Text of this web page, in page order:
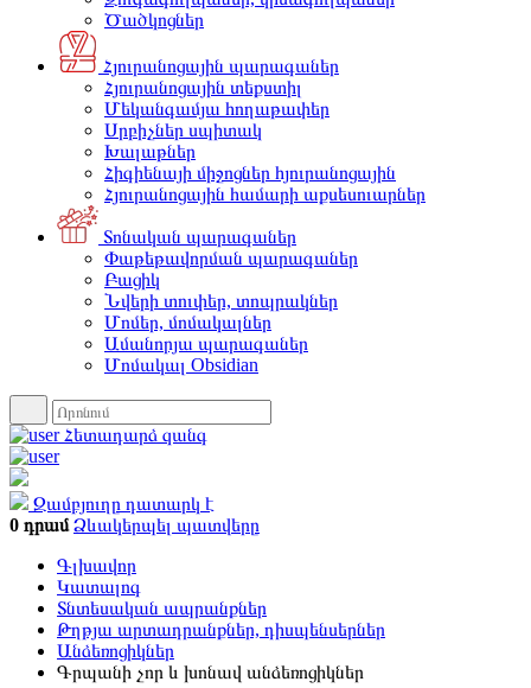
Ծածկոցներ
Հյուրանոցային պարագաներ
Հյուրանոցային տեքստիլ
Մեկանգամյա հողաթափեր
Սրբիչներ սպիտակ
Խալաթներ
Հիգիենայի միջոցներ հյուրանոցային
Հյուրանոցային համարի աքսեսուարներ
Տոնական պարագաներ
Փաթեթավորման պարագաներ
Բացիկ
Նվերի տուփեր, տոպրակներ
Մոմեր, մոմակալներ
Ամանորյա պարագաներ
Մոմակալ Obsidian
Հետադարձ զանգ
Զամբյուղը դատարկ է
0 դրամ Ձևակերպել պատվերը
Գլխավոր
Կատալոգ
Տնտեսական ապրանքներ
Թղթյա արտադրանքներ, դիսպենսերներ
Անձեռոցիկներ
Գրպանի չոր և խոնավ անձեռոցիկներ